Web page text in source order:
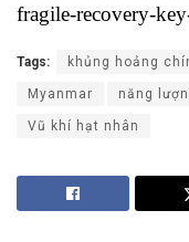
fragile-recovery-
Tags: khủng hoảng
Myanmar năng
Vũ khí hạt nhân